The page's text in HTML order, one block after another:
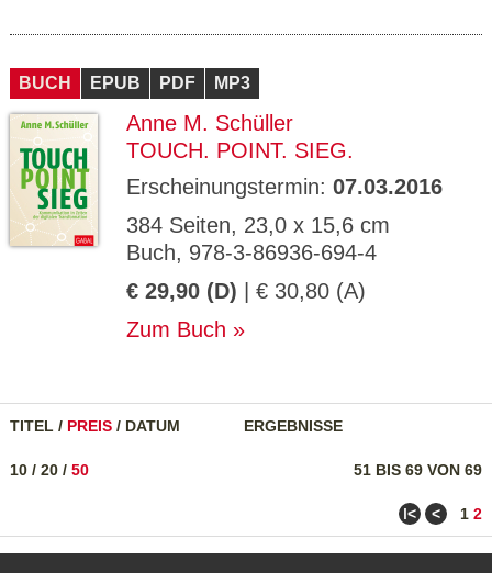
BUCH EPUB PDF MP3
Anne M. Schüller
TOUCH. POINT. SIEG.
Erscheinungstermin: 07.03.2016
384 Seiten, 23,0 x 15,6 cm
Buch, 978-3-86936-694-4
€ 29,90 (D) | € 30,80 (A)
Zum Buch
TITEL / PREIS / DATUM ERGEBNISSE
51 BIS 69 VON 69
10 / 20 / 50
ǀ< < 1 2